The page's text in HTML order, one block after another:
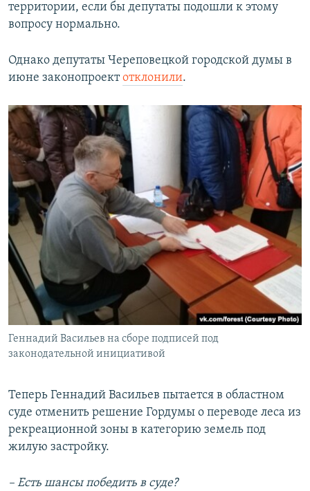
территории, если бы депутаты подошли к этому
вопросу нормально.
Однако депутаты Череповецкой городской думы в
июне законопроектотклонили.
Геннадий Васильев на сборе подписей под
законодательной инициативой
Теперь Геннадий Васильев пытается в областном
суде отменить решение Гордумы о переводе леса из
рекреационной зоны в категорию земель под
жилую застройку.
– Есть шансы победить в суде?